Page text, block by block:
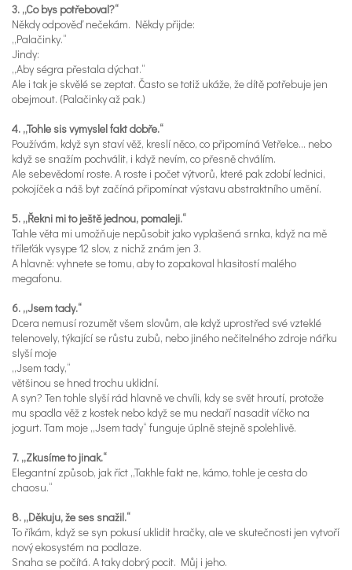
3. „Co bys potřeboval?“
Někdy odpověď nečekám. Někdy přijde:
„Palačinky.“
Jindy:
„Aby ségra přestala dýchat.“
Ale i tak je skvělé se zeptat. Často se totiž ukáže, že dítě potřebuje jen
obejmout. (Palačinky až pak.)
4. „Tohle sis vymyslel fakt dobře.“
Používám, když syn staví věž, kreslí něco, co připomíná Vetřelce… nebo
když se snažím pochválit, i když nevím, co přesně chválím.
Ale sebevědomí roste. A roste i počet výtvorů, které pak zdobí lednici,
pokojíček a náš byt začíná připomínat výstavu abstraktního umění.
5. „Řekni mi to ještě jednou, pomaleji.“
Tahle věta mi umožňuje nepůsobit jako vyplašená srnka, když na mě
tříleťák vysype 12 slov, z nichž znám jen 3.
A hlavně: vyhnete se tomu, aby to zopakoval hlasitostí malého
megafonu.
6. „Jsem tady.“
Dcera nemusí rozumět všem slovům, ale když uprostřed své vzteklé
telenovely, týkající se růstu zubů, nebo jiného nečitelného zdroje nářku
slyší moje
„Jsem tady,“
většinou se hned trochu uklidní.
A syn? Ten tohle slyší rád hlavně ve chvíli, kdy se svět hroutí, protože
mu spadla věž z kostek nebo když se mu nedaří nasadit víčko na
jogurt. Tam moje „Jsem tady“ funguje úplně stejně spolehlivě.
7. „Zkusíme to jinak.“
Elegantní způsob, jak říct „Takhle fakt ne, kámo, tohle je cesta do
chaosu.“
8. „Děkuju, že ses snažil.“
To říkám, když se syn pokusí uklidit hračky, ale ve skutečnosti jen vytvoří
nový ekosystém na podlaze.
Snaha se počítá. A taky dobrý pocit. Můj i jeho.